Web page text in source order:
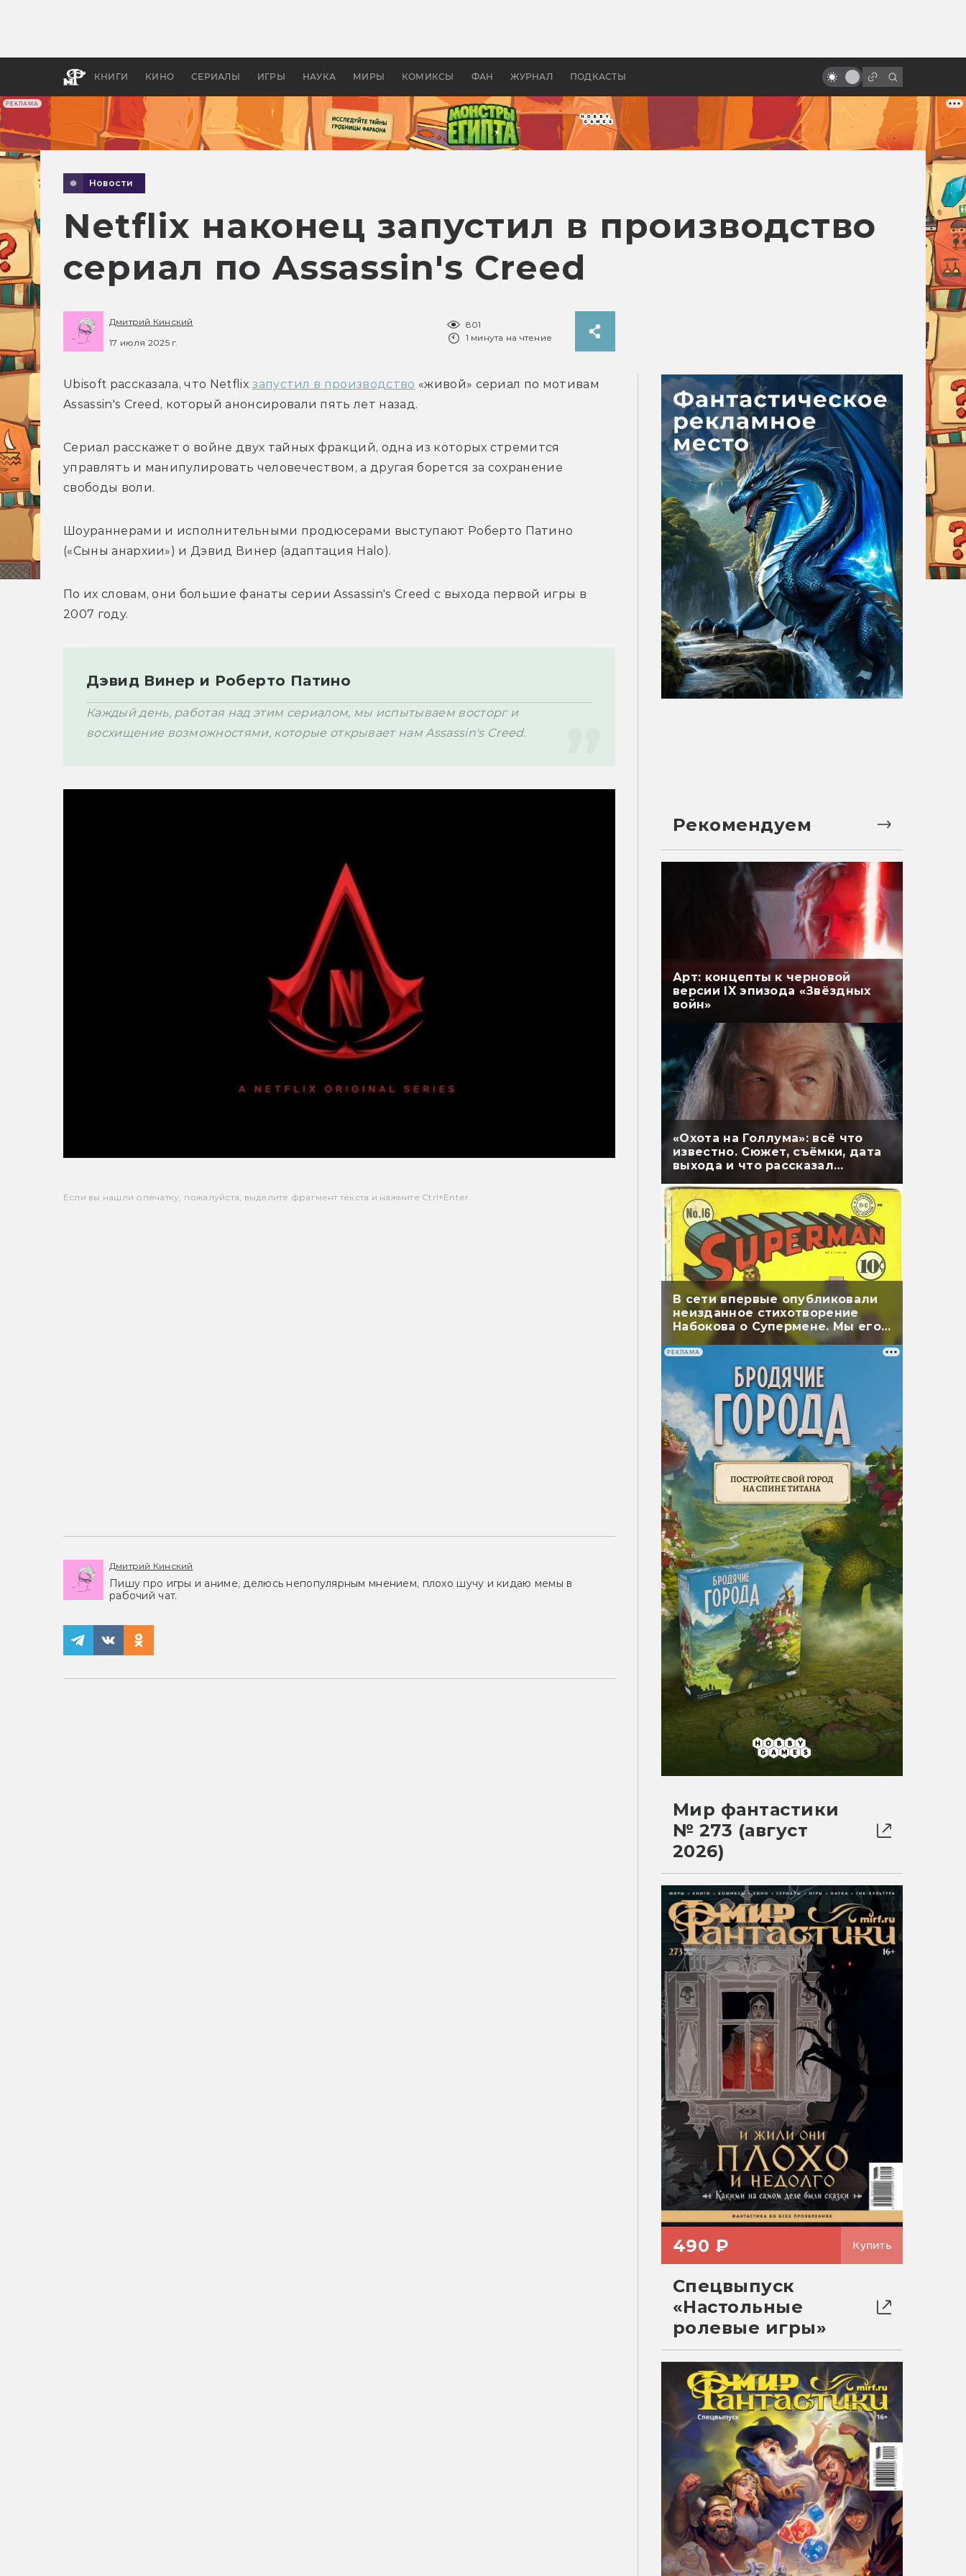
РЕКЛАМА
КНИГИ КИНО СЕРИАЛЫ ИГРЫ НАУКА МИРЫ КОМИКСЫ ФАН ЖУРНАЛ ПОДКАСТЫ
апокалипсис, в России —
бы «Властелина колец»
принцессы Леи
Новости
Netflix наконец запустил в производство
сериал по Assassin's Creed
Дмитрий Кинский
17 июля 2025 г.
801
1 минута на чтение
Ubisoft рассказала, что Netflix запустил в производство «живой» сериал по мотивам
Assassin's Creed, который анонсировали пять лет назад.
Сериал расскажет о войне двух тайных фракций, одна из которых стремится
управлять и манипулировать человечеством, а другая борется за сохранение
свободы воли.
Шоураннерами и исполнительными продюсерами выступают Роберто Патино
(«Сыны анархии») и Дэвид Винер (адаптация Halo).
По их словам, они большие фанаты серии Assassin's Creed с выхода первой игры в
2007 году.
Дэвид Винер и Роберто Патино
Каждый день, работая над этим сериалом, мы испытываем восторг и
восхищение возможностями, которые открывает нам Assassin's Creed.
Если вы нашли опечатку, пожалуйста, выделите фрагмент текста и нажмите Ctrl+Enter.
Дмитрий Кинский
Пишу про игры и аниме, делюсь непопулярным мнением, плохо шучу и кидаю мемы в
рабочий чат.
Рекомендуем
Арт: концепты к черновой
версии IX эпизода «Звёздных
войн»
«Охота на Голлума»: всё что
известно. Сюжет, съёмки, дата
выхода и что рассказал
В сети впервые опубликовали
неизданное стихотворение
Набокова о Супермене. Мы его
перевели
РЕКЛАМА
Мир фантастики
№ 273 (август
2026)
490 ₽ Купить
Спецвыпуск
«Настольные
ролевые игры»